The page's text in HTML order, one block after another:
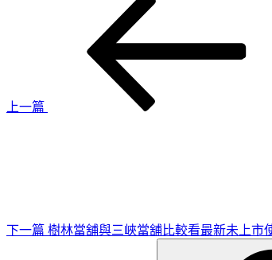
上一篇
下一篇 樹林當舖與三峽當舖比較看最新未上市